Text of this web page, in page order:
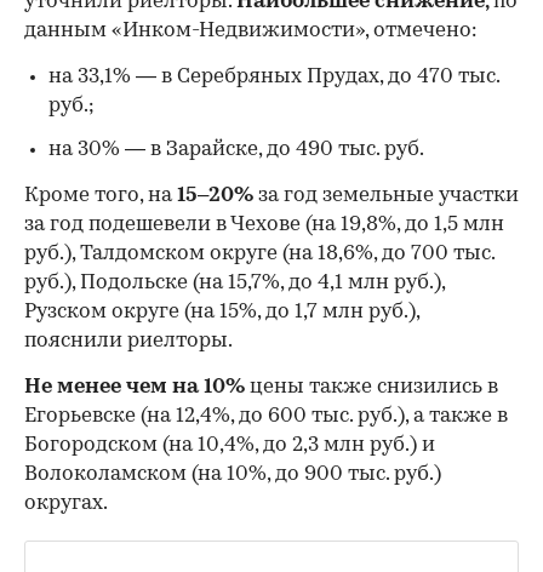
данным «Инком-Недвижимости», отмечено:
на 33,1% — в Серебряных Прудах, до 470 тыс.
руб.;
на 30% — в Зарайске, до 490 тыс. руб.
Кроме того, на15–20% за год земельные участки
за год подешевели в Чехове (на 19,8%, до 1,5 млн
руб.), Талдомском округе (на 18,6%, до 700 тыс.
руб.), Подольске (на 15,7%, до 4,1 млн руб.),
Рузском округе (на 15%, до 1,7 млн руб.),
пояснили риелторы.
Не менее чем на 10% цены также снизились в
Егорьевске (на 12,4%, до 600 тыс. руб.), а также в
Богородском (на 10,4%, до 2,3 млн руб.) и
Волоколамском (на 10%, до 900 тыс. руб.)
округах.